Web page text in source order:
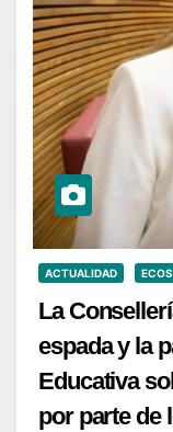
ACTUALIDAD
La
espada y la
Educativa
por parte de